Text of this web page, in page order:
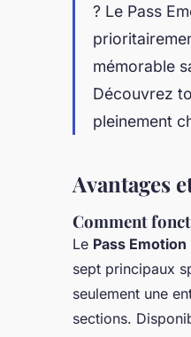
? Le Pass
mémorable
Découvrez
pleinement
Avantages
Comment
Le Pass Emotion
sept principaux
seulement une
sections.